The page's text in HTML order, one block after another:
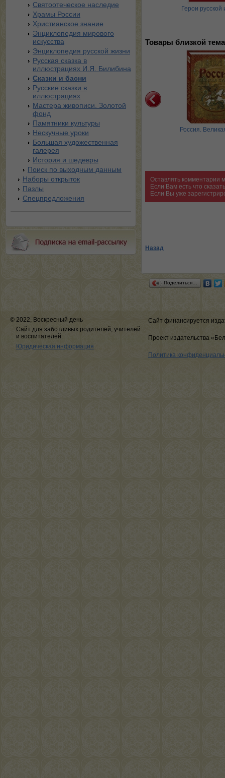
Святоотеческое наследие
Храмы России
Христианское знание
Энциклопедия мирового
искусства
Энциклопедия русской жизни
Русская сказка в
иллюстрациях И.Я. Билибина
Сказки и басни
Русские сказки в
иллюстрациях
Мастера живописи. Золотой
фонд
Памятники культуры
Нескучные уроки
Большая художественная
галерея
История и шедевры
Поиск по выходным данным
Наборы открыток
Пазлы
Спецпредложения
Россия 1812 Русские цари Герои русской
Товары близкой
державная.
атрибуты и
структура …
Россия.
Оставлять комментарии
Если Вам есть что
Если Вы уже
Назад
Поделиться…
© 2022, Воскресный день
Сайт для заботливых родителей, учителей
и воспитателей.
Юридическая информация
Сайт финансируется
Проект издательства
Политика